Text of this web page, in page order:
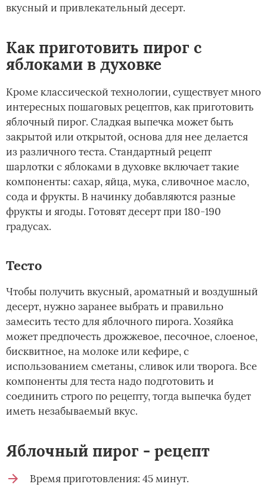
вкусный и привлекательный десерт.
Как приготовить пирог с
яблоками в духовке
Кроме классической технологии, существует много
интересных пошаговых рецептов, как приготовить
яблочный пирог. Сладкая выпечка может быть
закрытой или открытой, основа для нее делается
из различного теста. Стандартный рецепт
шарлотки с яблоками в духовке включает такие
компоненты: сахар, яйца, мука, сливочное масло,
сода и фрукты. В начинку добавляются разные
фрукты и ягоды. Готовят десерт при 180-190
градусах.
Тесто­
Чтобы получить вкусный, ароматный и воздушный
десерт, нужно заранее выбрать и правильно
замесить тесто для яблочного пирога. Хозяйка
может предпочесть дрожжевое, песочное, слоеное,
бисквитное, на молоке или кефире, с
использованием сметаны, сливок или творога. Все
компоненты для теста надо подготовить и
соединить строго по рецепту, тогда выпечка будет
иметь незабываемый вкус.
Яблочный пирог - рецепт
Время приготовления: 45 минут.